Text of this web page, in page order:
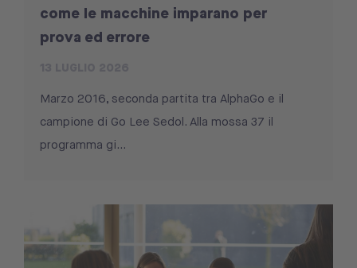
come le macchine imparano per
prova ed errore
Marzo 2016, seconda partita tra AlphaGo e il
campione di Go Lee Sedol. Alla mossa 37 il
programma gi...